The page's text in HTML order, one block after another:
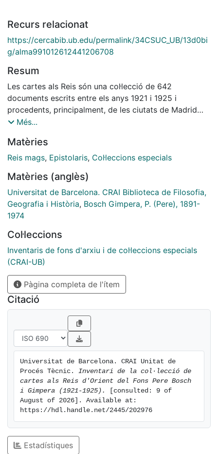
Recurs relacionat
https://cercabib.ub.edu/permalink/34CSUC_UB/13d0bi
g/alma991012612441206708
Resum
Les cartes als Reis són una col·lecció de 642
documents escrits entre els anys 1921 i 1925 i
procedents, principalment, de les ciutats de Madrid
(534 cartes) i Terrassa (36 cartes en català i 56 en
Geografia i Història de la Universitat de Barcelona
com a part del fons personal del Dr. Pere Bosch i
d’estudi pels investigadors interessats en la cultura
popular catalana, els valors dels infants estudiant-ne el
contingut des d’un punt de vista etnogràfic i psicològic
Més...
Matèries
Reis mags, Epistolaris, Col·leccions especials
Matèries (anglès)
Universitat de Barcelona. CRAI Biblioteca de Filosofia,
Geografia i Història, Bosch Gimpera, P. (Pere), 1891-
1974
Col·leccions
Inventaris de fons d'arxiu i de col·leccions especials
(CRAI-UB)
Pàgina completa de l'ítem
Citació
Universitat de Barcelona. CRAI Unitat de
Procés Tècnic. Inventari de la col·lecció de
cartes als Reis d'Orient del Fons Pere Bosch
i Gimpera (1921-1925).
[consulted: 9 of
August of 2026]. Available at:
https://hdl.handle.net/2445/202976
Estadístiques